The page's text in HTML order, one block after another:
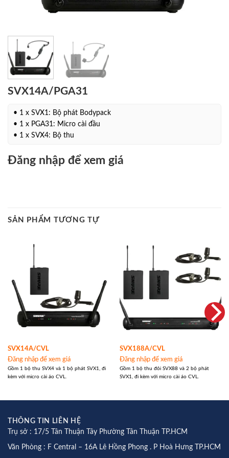
SVX14A/PGA31
• 1 x SVX1: Bộ phát Bodypack
• 1 x PGA31: Micro cài đầu
• 1 x SVX4: Bộ thu
Đăng nhập để xem giá
SẢN PHẨM TƯƠNG TỰ
SVX14A/CVL
Đăng nhập để xem giá
Gồm 1 bộ thu SVX4 và 1 bộ phát SVX1, đi
kèm với micro cài áo CVL.
SVX188A/CVL
Đăng nhập để xem giá
Gồm 1 bộ thu đôi SVX88 và 2 bộ phát
SVX1, đi kèm với micro cài áo CVL.
THÔNG TIN LIÊN HỆ
Trụ sở : 17/5 Tân Thuận Tây Phường Tân Thuận TP.HCM
Văn Phòng : F Central – 16A Lê Hồng Phong . P Hoà Hưng TP.HCM